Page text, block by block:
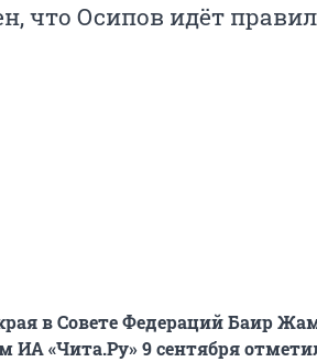
что Осипов идёт
в Совете Федераций Баир
ИА «Чита.Ру» 9 сентября